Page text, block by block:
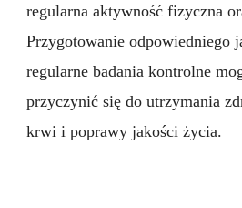
regularna aktywność fizyczna
Przygotowanie odpowiedniego
regularne badania kontrolne
przyczynić się do utrzymania
krwi i poprawy jakości życia.